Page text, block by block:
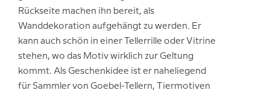
Rückseite machen ihn bereit, als
Wanddekoration aufgehängt zu werden. Er
kann auch schön in einer Tellerrille oder Vitrine
stehen, wo das Motiv wirklich zur Geltung
kommt. Als Geschenkidee ist er naheliegend
für Sammler von Goebel-Tellern, Tiermotiven